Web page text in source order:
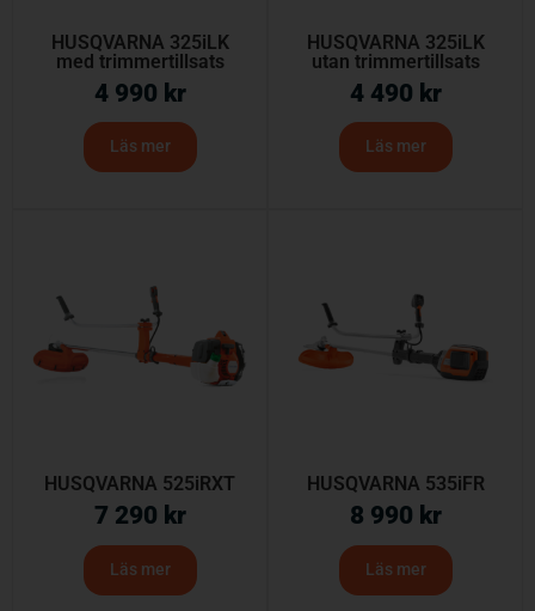
HUSQVARNA 325iLK
med trimmertillsats
4 990 kr
Läs mer
HUSQVARNA 325iLK
utan trimmertillsats
4 490 kr
Läs mer
HUSQVARNA 525iRXT
7 290 kr
Läs mer
HUSQVARNA 535iFR
8 990 kr
Läs mer